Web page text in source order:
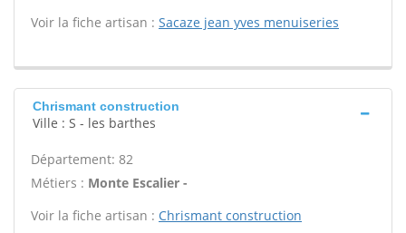
Voir la fiche artisan : Sacaze jean yves menuiseries
Chrismant construction
Ville : S - les barthes
Département: 82
Métiers : Monte Escalier -
Voir la fiche artisan : Chrismant construction